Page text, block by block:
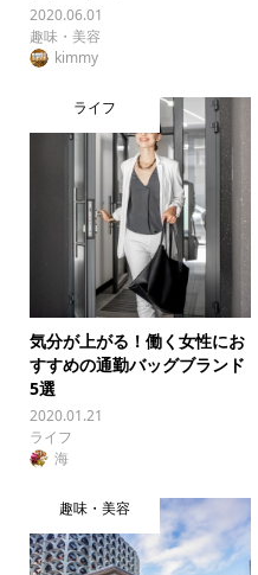
2020.06.01
趣味・美容
kimmy
ライフ
気分が上がる！働く女性にお
すすめの通勤バッグブランド
5選
2020.01.21
ライフ
海
趣味・美容